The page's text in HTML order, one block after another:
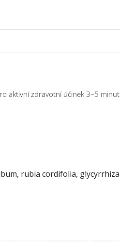
aktivní zdravotní účinek 3–5
rubia cordifolia,